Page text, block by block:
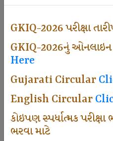
GKIQ-2026 પરીક્ષા
GKIQ-2026નું ઓનલાઇન
Here
Gujarati Circular
English Circular
કોઇપણ સ્પર્ધાત્મક
ભરવા માટે
Dhingamasti